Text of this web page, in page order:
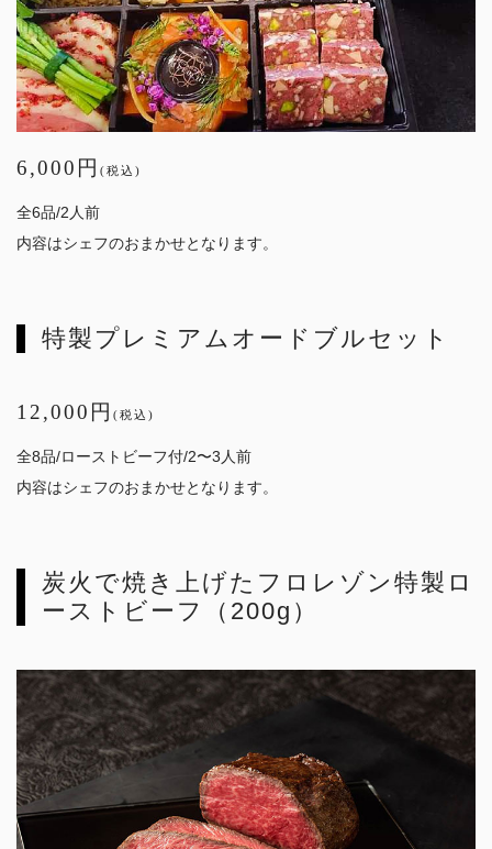
6,000円 (税込)
全6品/2人前
内容はシェフのおまかせとなります。
特製プレミアムオードブルセット
12,000円 (税込)
全8品/ローストビーフ付/2〜3人前
内容はシェフのおまかせとなります。
炭火で焼き上げたフロレゾン特製ロ
ーストビーフ（200g）